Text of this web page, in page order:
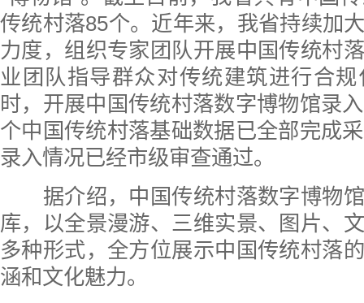
传统村落85个。近年来，我省持续加
力度，组织专家团队开展中国传统村
业团队指导群众对传统建筑进行合
时，开展中国传统村落数字博物馆录
个中国传统村落基础数据已全部完成
录入情况已经市级审查通过。
据介绍，中国传统村落数字博物馆
库，以全景漫游、三维实景、图片、
多种形式，全方位展示中国传统村落
涵和文化魅力。